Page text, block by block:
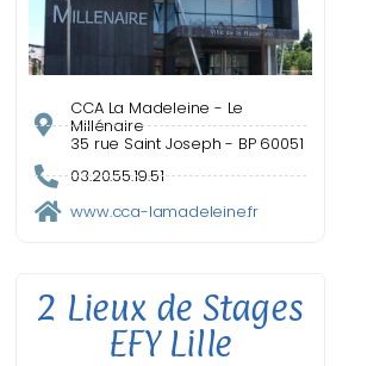
CCA La Madeleine - Le
Millénaire
35 rue Saint Joseph - BP 60051
03.20.55.19.51
www.cca-lamadeleine.fr
2 Lieux de Stages
EFY Lille